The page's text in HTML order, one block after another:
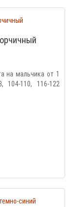
на мальчика от 1
104-110, 116-122